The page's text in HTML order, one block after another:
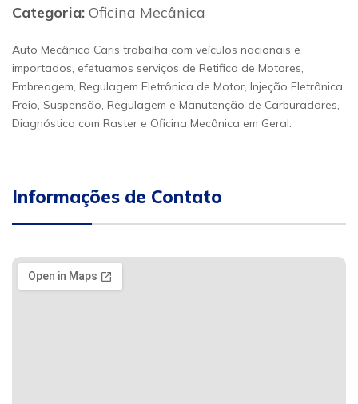
Categoria: Oficina Mecânica
Auto Mecânica Caris trabalha com veículos nacionais e
importados, efetuamos serviços de Retifica de Motores,
Embreagem, Regulagem Eletrônica de Motor, Injeção Eletrônica,
Freio, Suspensão, Regulagem e Manutenção de Carburadores,
Diagnóstico com Raster e Oficina Mecânica em Geral.
Informações de Contato